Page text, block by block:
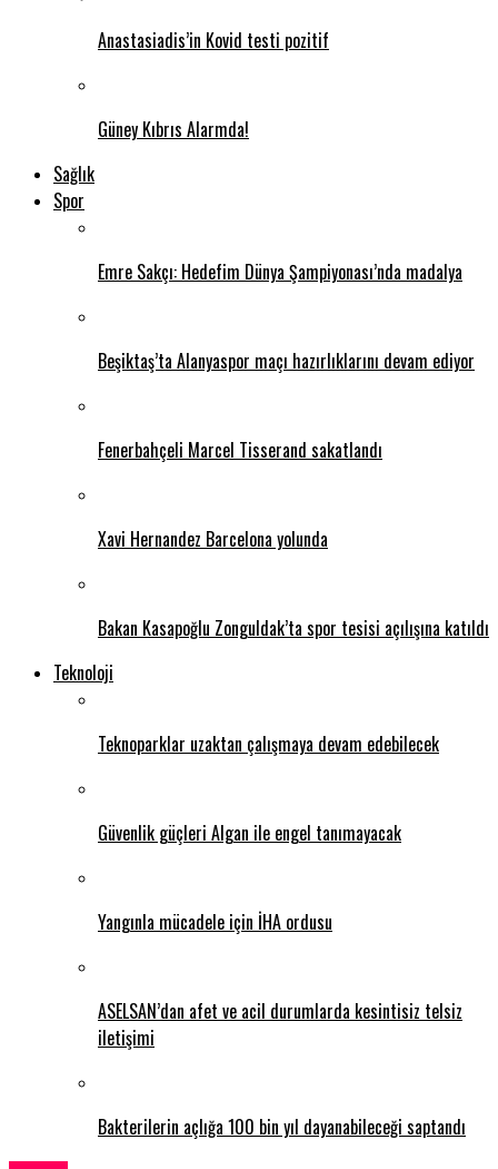
Anastasiadis’in Kovid testi pozitif
Güney Kıbrıs Alarmda!
Sağlık
Spor
Emre Sakçı: Hedefim Dünya Şampiyonası’nda madalya
Beşiktaş’ta Alanyaspor maçı hazırlıklarını devam ediyor
Fenerbahçeli Marcel Tisserand sakatlandı
Xavi Hernandez Barcelona yolunda
Bakan Kasapoğlu Zonguldak’ta spor tesisi açılışına katıldı
Teknoloji
Teknoparklar uzaktan çalışmaya devam edebilecek
Güvenlik güçleri Algan ile engel tanımayacak
Yangınla mücadele için İHA ordusu
ASELSAN’dan afet ve acil durumlarda kesintisiz telsiz
iletişimi
Bakterilerin açlığa 100 bin yıl dayanabileceği saptandı